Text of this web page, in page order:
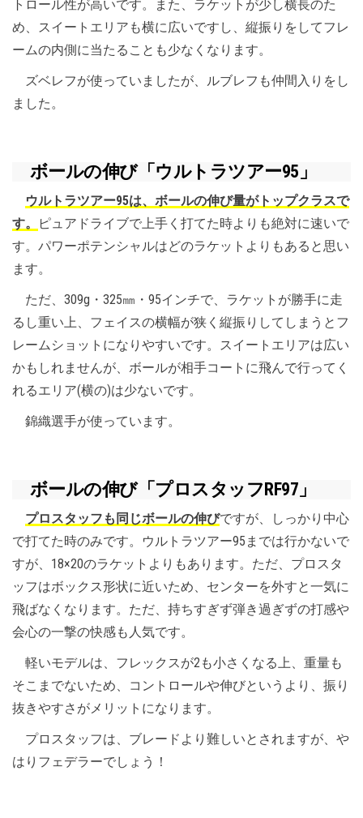
トロール性が高いです。また、ラケットが少し横長のた
め、スイートエリアも横に広いですし、縦振りをしてフレ
ームの内側に当たることも少なくなります。
ズベレフが使っていましたが、ルブレフも仲間入りをし
ました。
ボールの伸び「ウルトラツアー95」
ウルトラツアー95は、ボールの伸び量がトップクラスで
す。
ピュアドライブで上手く打てた時よりも絶対に速いで
す。パワーポテンシャルはどのラケットよりもあると思い
ます。
ただ、309g・325㎜・95インチで、ラケットが勝手に走
るし重い上、フェイスの横幅が狭く縦振りしてしまうとフ
レームショットになりやすいです。スイートエリアは広い
かもしれませんが、ボールが相手コートに飛んで行ってく
れるエリア(横の)は少ないです。
錦織選手が使っています。
ボールの伸び「プロスタッフRF97」
プロスタッフも同じボールの伸びですが、しっかり中心
で打てた時のみです。ウルトラツアー95までは行かないで
すが、18×20のラケットよりもあります。ただ、プロスタ
ッフはボックス形状に近いため、センターを外すと一気に
飛ばなくなります。ただ、持ちすぎず弾き過ぎずの打感や
会心の一撃の快感も人気です。
軽いモデルは、フレックスが2も小さくなる上、重量も
そこまでないため、コントロールや伸びというより、振り
抜きやすさがメリットになります。
プロスタッフは、ブレードより難しいとされますが、や
はりフェデラーでしょう！